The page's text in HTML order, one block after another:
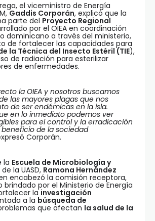
el viceministro de Energía
Gaddis Corporán, explicó que la
parte del Proyecto Regional
por el OIEA en coordinación
dominicano a través del ministerio,
de fortalecer las capacidades para
la Técnica del Insecto Estéril (TIE),
de radiación para esterilizar
de enfermedades.
la OIEA y nosotros buscamos
las mayores plagas que nos
de ser endémicas en la isla.
en lo inmediato podemos ver
para el control y la erradicación
de la sociedad
Corporán.
la Escuela de Microbiología y
de la UASD, Ramona Hernández
encabezó la comisión receptora,
brindado por el Ministerio de Energía
la investigación
a la búsqueda de
que afectan la salud de la